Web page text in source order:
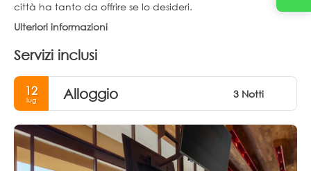
città ha tanto da offrire se lo desideri.
Ulteriori informazioni
Servizi inclusi
12
lug Alloggio 3 Notti